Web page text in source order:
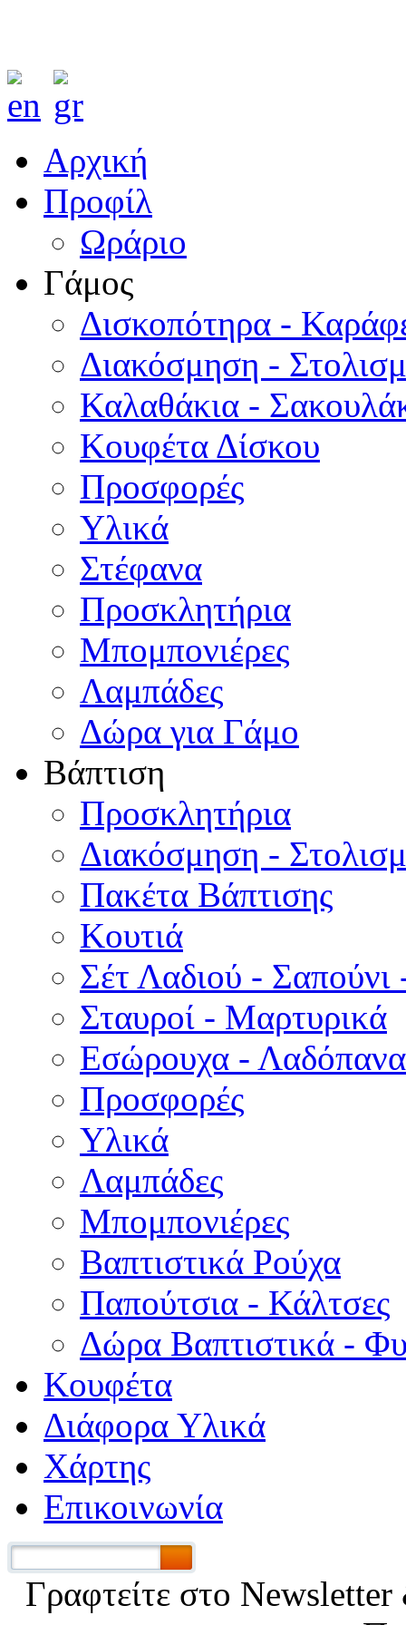
Αρχική
Προφίλ
Ωράριο
Γάμος
Δισκοπότηρα -
Διακόσμηση -
Καλαθάκια -
Κουφέτα Δίσκου
Προσφορές
Υλικά
Στέφανα
Προσκλητήρια
Μπομπονιέρες
Λαμπάδες
Δώρα για Γάμο
Βάπτιση
Προσκλητήρια
Διακόσμηση -
Πακέτα Βάπτισης
Κουτιά
Σέτ Λαδιού - Σαπούνι
Σταυροί - Μαρτυρικά
Εσώρουχα -
Προσφορές
Υλικά
Λαμπάδες
Μπομπονιέρες
Βαπτιστικά Ρούχα
Παπούτσια - Κάλτσες
Δώρα Βαπτιστικά -
Κουφέτα
Διάφορα Υλικά
Χάρτης
Επικοινωνία
Γραφτείτε στο Νewsletter